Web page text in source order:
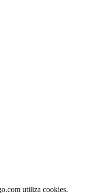
utiliza cookies.